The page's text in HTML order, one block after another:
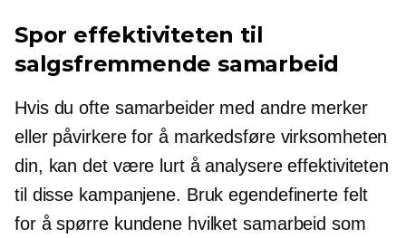
Spor effektiviteten til
salgsfremmende samarbeid
Hvis du ofte samarbeider med andre merker
eller påvirkere for å markedsføre virksomheten
din, kan det være lurt å analysere effektiviteten
til disse kampanjene. Bruk egendefinerte felt
for å spørre kundene hvilket samarbeid som